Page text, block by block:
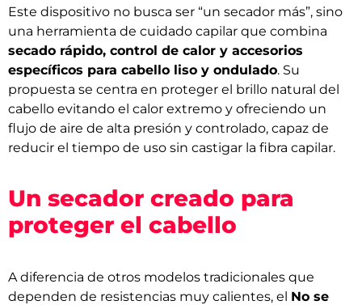
Este dispositivo no busca ser “un secador más”, sino
una herramienta de cuidado capilar que combina
secado rápido, control de calor y accesorios
específicos para cabello liso y ondulado. Su
propuesta se centra en proteger el brillo natural del
cabello evitando el calor extremo y ofreciendo un
flujo de aire de alta presión y controlado, capaz de
reducir el tiempo de uso sin castigar la fibra capilar.
Un secador creado para
proteger el cabello
A diferencia de otros modelos tradicionales que
dependen de resistencias muy calientes, el No se